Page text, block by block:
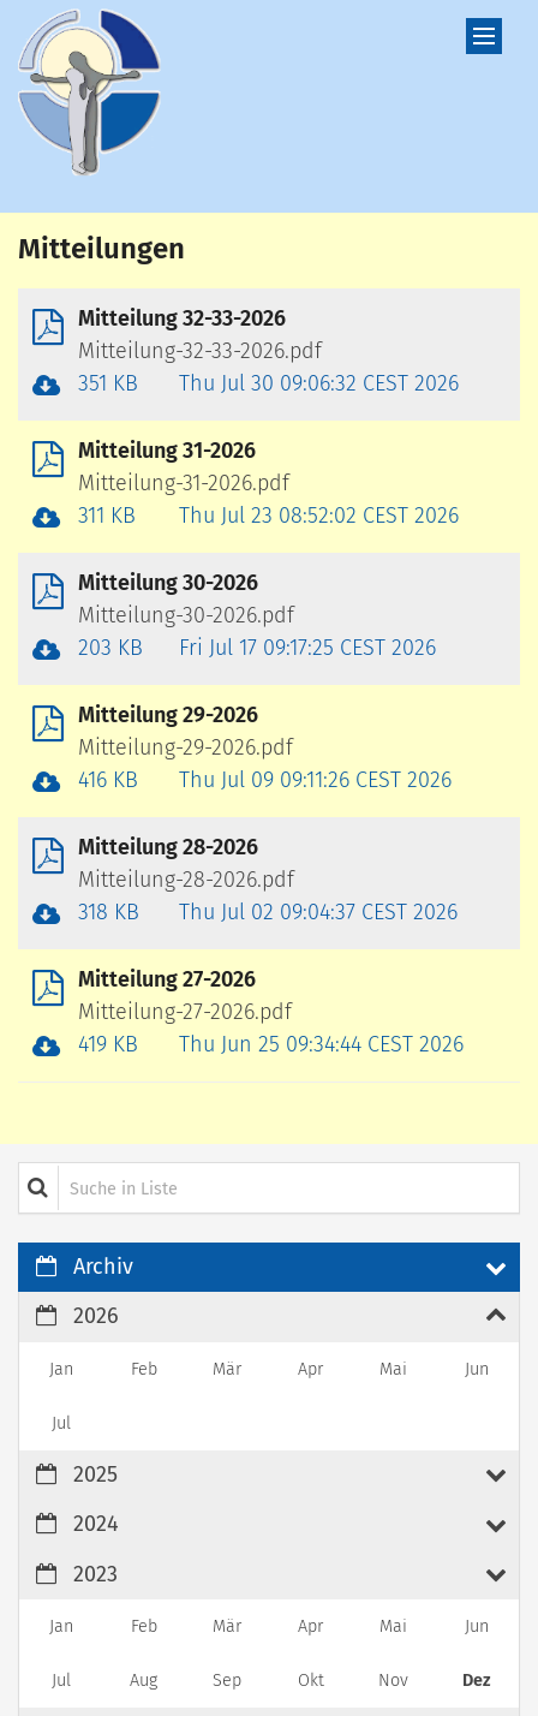
Zum Inhalt springen
Mitteilungen
Mitteilung 32-33-2026
Mitteilung-32-33-2026.pdf
351 KB
Thu Jul 30 09:06:32 CEST 2026
Mitteilung 31-2026
Mitteilung-31-2026.pdf
311 KB
Thu Jul 23 08:52:02 CEST 2026
Mitteilung 30-2026
Mitteilung-30-2026.pdf
203 KB
Fri Jul 17 09:17:25 CEST 2026
Mitteilung 29-2026
Mitteilung-29-2026.pdf
416 KB
Thu Jul 09 09:11:26 CEST 2026
Mitteilung 28-2026
Mitteilung-28-2026.pdf
318 KB
Thu Jul 02 09:04:37 CEST 2026
Mitteilung 27-2026
Mitteilung-27-2026.pdf
419 KB
Thu Jun 25 09:34:44 CEST 2026
Suche in Liste
Archiv
2026
Jan Feb Mär Apr Mai Jun
Jul
2025
2024
2023
Jan Feb Mär Apr Mai Jun
Jul Aug Sep Okt Nov Dez